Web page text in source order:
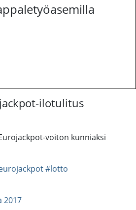
ilotulitus
voiton kunniaksi
#lotto
2017